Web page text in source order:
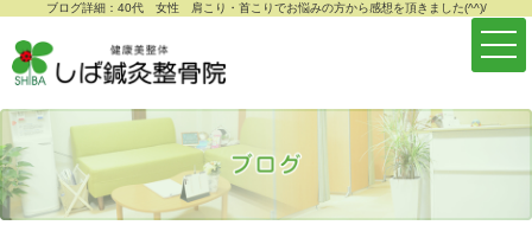
ブログ詳細：40代 女性 肩こり・首こりでお悩みの方から感想を頂きました(^^)/